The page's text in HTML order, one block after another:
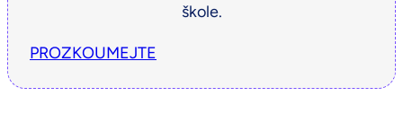
škole.
PROZKOUMEJTE